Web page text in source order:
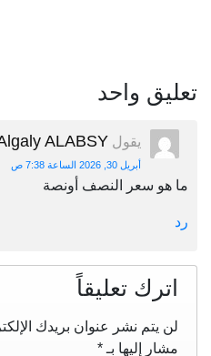
تعليق واحد
يقول ALABSY
أبريل 30, 2026 الساعة 7:38 ص
ما هو سعر النصف أونصة
رد
اترك تعليقاً
لن يتم نشر عنوان بريدك
مشار إليها بـ *